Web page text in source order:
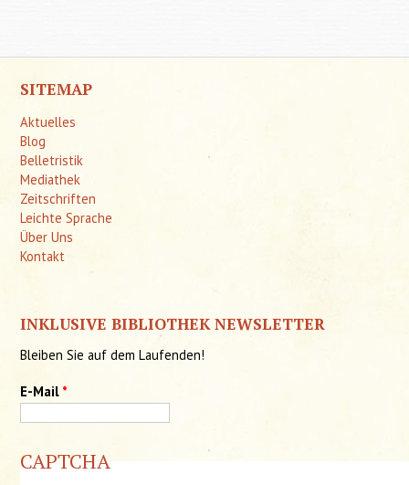
SITEMAP
Aktuelles
Blog
Belletristik
Mediathek
Zeitschriften
Leichte Sprache
Über Uns
Kontakt
INKLUSIVE BIBLIOTHEK NEWSLETTER
Bleiben Sie auf dem Laufenden!
E-Mail *
CAPTCHA